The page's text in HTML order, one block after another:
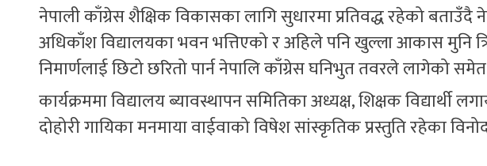
नेपाली काँग्रेस शैक्षिक विकासका लागि सुधारमा प्रतिवद्ध रहेको
अधिकाँश विद्यालयका भवन भत्तिएको र अहिले पनि खुल्ला आकास मुनि
निमार्णलाई छिटो छरितो पार्न नेपालि काँग्रेस घनिभुत तवरले लागेको
कार्यक्रममा विद्यालय ब्यावस्थापन समितिका अध्यक्ष, शिक्षक विद्यार्थी
दोहोरी गायिका मनमाया वाईवाको विषेश सांस्कृतिक प्रस्तुति रहेका